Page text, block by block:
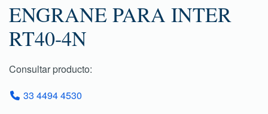
ENGRANE PARA INTER
RT40-4N
Consultar producto:
33 4494 4530